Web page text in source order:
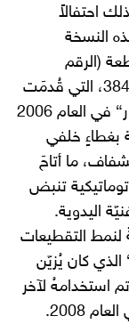
احتفالاً
النسخة
التي اقتصرت على 20 قطعة (الرقم
المرجعي 26218) بالحركة – كاليبر 3840/3126، التي قُدمَت
لأول مرّة في مجموعة ”رويال أوك أوفشور“ في العام 2006
الساعة بغطاءٍ خلفي
ما أتاحَ
تنبض
اليدوية.
لنمط التقطيعات
الذي كان يُزيّن
استخدامهُ لآخر
2008.